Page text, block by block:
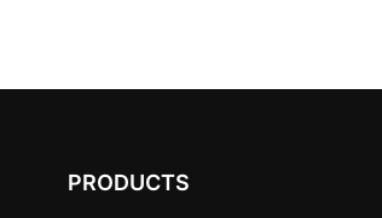
PRODUCTS